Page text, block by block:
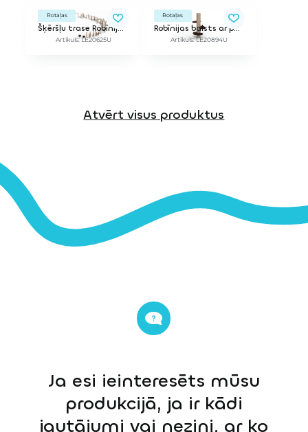
Rotaļas
Šķēršļu trase Robīnija 6
Artikuls: LE20625U
Rotaļas
Robīnijas balsts ar pakāpieniem
Artikuls: LE20894U
Atvērt visus produktus
Ja esi ieinteresēts mūsu
produkcijā, ja ir kādi
jautājumi vai nezini, ar ko